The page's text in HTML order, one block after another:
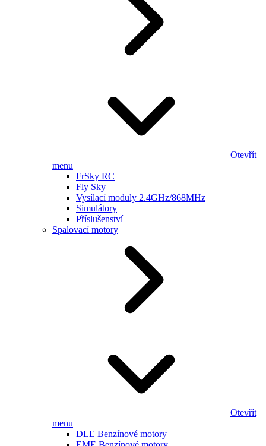
Otevřít
menu
FrSky RC
Fly Sky
Vysílací moduly 2.4GHz/868MHz
Simulátory
Příslušenství
Spalovací motory
Otevřít
menu
DLE Benzínové motory